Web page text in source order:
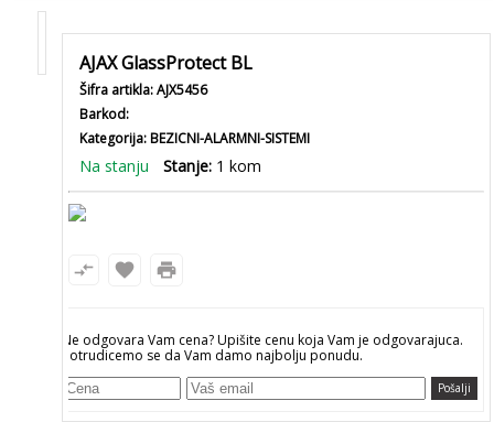
AJAX GlassProtect BL
Šifra artikla:AJX5456
Barkod:
Kategorija:BEZICNI-ALARMNI-SISTEMI
Na stanju Stanje: 1 kom
compare_arrows favorite print
Ne odgovara Vam cena? Upišite cenu koja Vam je odgovarajuca.
Potrudicemo se da Vam damo najbolju ponudu.
Pošalji